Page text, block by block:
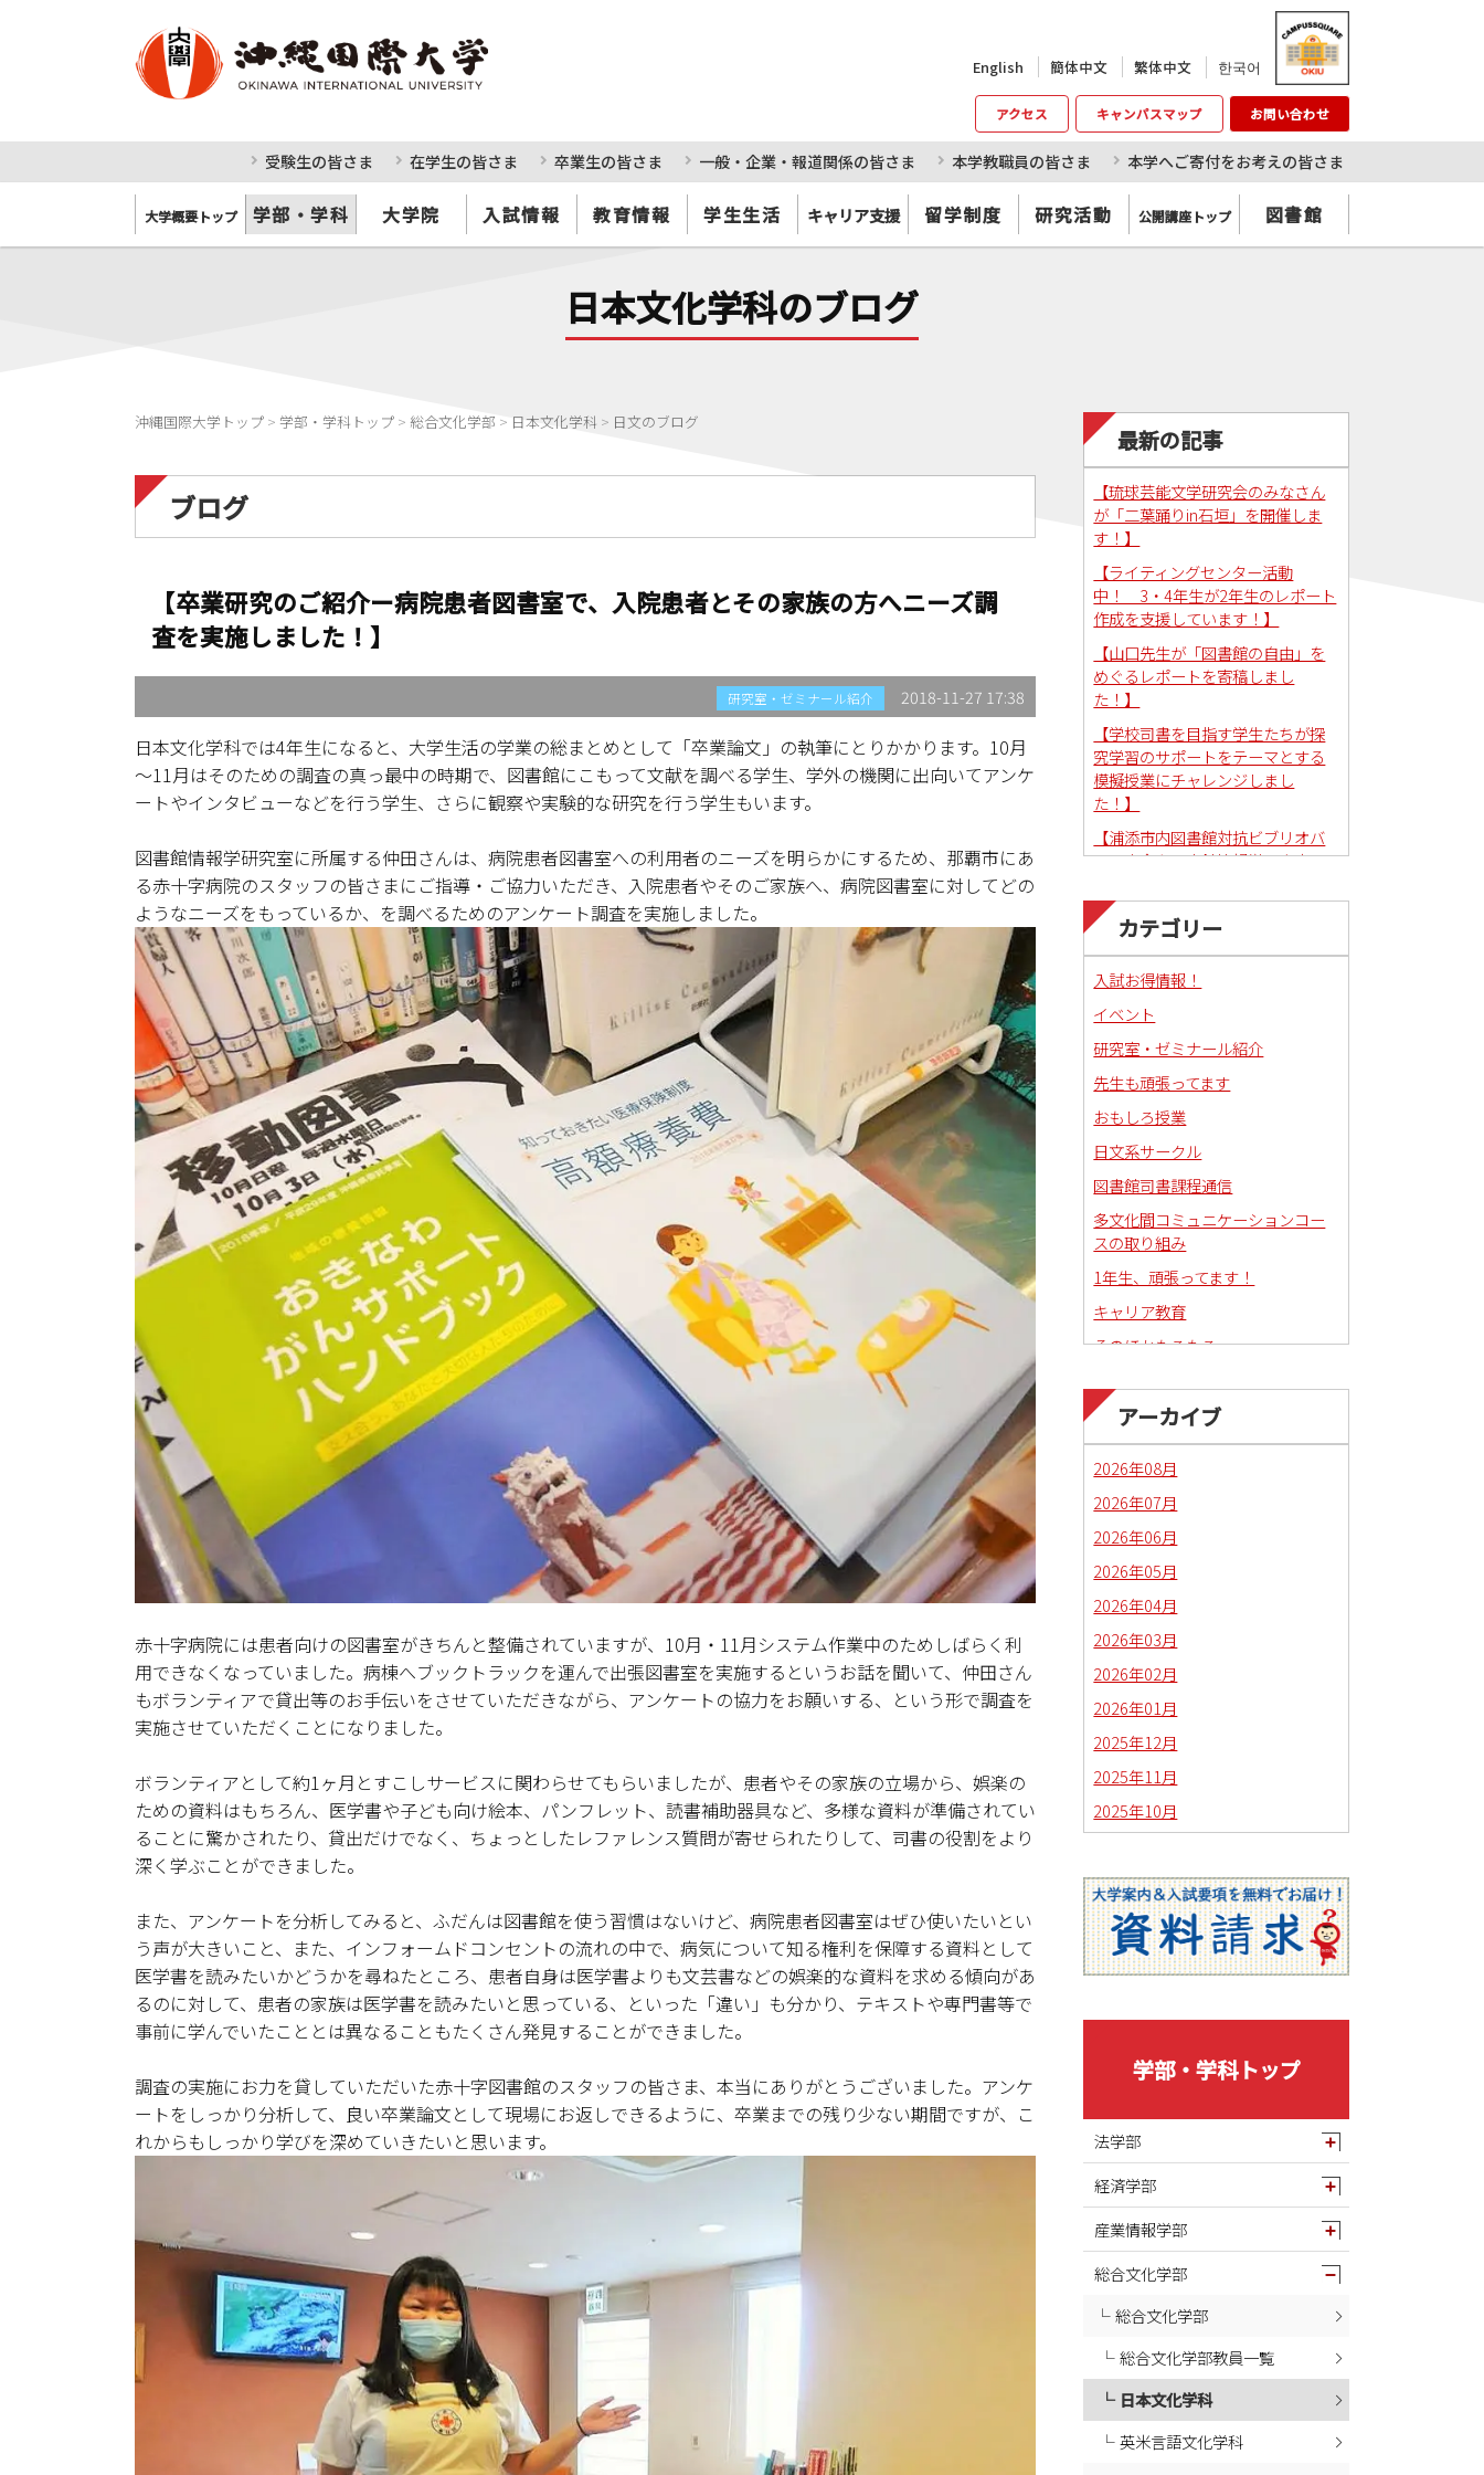
English 簡体中文 繁体中文 한국어
アクセス キャンパスマップ お問い合わせ
受験生の皆さま 在学生の皆さま 卒業生の皆さま 一般・企業・報道関係の皆さま 本学教職員の皆さま 本学へご寄付をお考えの皆さま
大学概要トップ 学部・学科 大学院 入試情報 教育情報 学生生活 キャリア支援 留学制度 研究活動 公開講座トップ 図書館
日本文化学科のブログ
沖縄国際大学トップ > 学部・学科トップ > 総合文化学部 > 日本文化学科 > 日文のブログ
ブログ
【卒業研究のご紹介ー病院患者図書室で、入院患者とその家族の方へニーズ調
査を実施しました！】
研究室・ゼミナール紹介 2018-11-27 17:38
日本文化学科では4年生になると、大学生活の学業の総まとめとして「卒業論文」の執筆にとりかかります。10月
～11月はそのための調査の真っ最中の時期で、図書館にこもって文献を調べる学生、学外の機関に出向いてアンケ
ートやインタビューなどを行う学生、さらに観察や実験的な研究を行う学生もいます。
図書館情報学研究室に所属する仲田さんは、病院患者図書室への利用者のニーズを明らかにするため、那覇市にあ
る赤十字病院のスタッフの皆さまにご指導・ご協力いただき、入院患者やそのご家族へ、病院図書室に対してどの
ようなニーズをもっているか、を調べるためのアンケート調査を実施しました。
赤十字病院には患者向けの図書室がきちんと整備されていますが、10月・11月システム作業中のためしばらく利
用できなくなっていました。病棟へブックトラックを運んで出張図書室を実施するというお話を聞いて、仲田さん
もボランティアで貸出等のお手伝いをさせていただきながら、アンケートの協力をお願いする、という形で調査を
実施させていただくことになりました。
ボランティアとして約1ヶ月とすこしサービスに関わらせてもらいましたが、患者やその家族の立場から、娯楽の
ための資料はもちろん、医学書や子ども向け絵本、パンフレット、読書補助器具など、多様な資料が準備されてい
ることに驚かされたり、貸出だけでなく、ちょっとしたレファレンス質問が寄せられたりして、司書の役割をより
深く学ぶことができました。
また、アンケートを分析してみると、ふだんは図書館を使う習慣はないけど、病院患者図書室はぜひ使いたいとい
う声が大きいこと、また、インフォームドコンセントの流れの中で、病気について知る権利を保障する資料として
医学書を読みたいかどうかを尋ねたところ、患者自身は医学書よりも文芸書などの娯楽的な資料を求める傾向があ
るのに対して、患者の家族は医学書を読みたいと思っている、といった「違い」も分かり、テキストや専門書等で
事前に学んでいたこととは異なることもたくさん発見することができました。
調査の実施にお力を貸していただいた赤十字図書館のスタッフの皆さま、本当にありがとうございました。アンケ
ートをしっかり分析して、良い卒業論文として現場にお返しできるように、卒業までの残り少ない期間ですが、こ
れからもしっかり学びを深めていきたいと思います。
最新の記事
【琉球芸能文学研究会のみなさん
が「二葉踊りin石垣」を開催しま
す！】
【ライティングセンター活動
中！ 3・4年生が2年生のレポート
作成を支援しています！】
【山口先生が「図書館の自由」を
めぐるレポートを寄稿しまし
た！】
【学校司書を目指す学生たちが探
究学習のサポートをテーマとする
模擬授業にチャレンジしまし
た！】
【浦添市内図書館対抗ビブリオバ
トル大会を図書館情報学研究室で
カテゴリー
入試お得情報！
イベント
研究室・ゼミナール紹介
先生も頑張ってます
おもしろ授業
日文系サークル
図書館司書課程通信
多文化間コミュニケーションコー
スの取り組み
1年生、頑張ってます！
キャリア教育
そのほかもろもろ
日本語教育副専攻課程通信(日本語
琉球沖縄文化コースの取り組み
アーカイブ
2026年08月
2026年07月
2026年06月
2026年05月
2026年04月
2026年03月
2026年02月
2026年01月
2025年12月
2025年11月
2025年10月
2025年08月
2025年07月
2025年06月
2025年05月
2025年04月
2025年02月
2025年01月
2024年12月
2024年11月
2024年10月
2024年09月
2024年07月
2024年06月
2024年05月
2024年04月
学部・学科トップ
法学部
経済学部
産業情報学部
総合文化学部
総合文化学部
総合文化学部教員一覧
日本文化学科
英米言語文化学科